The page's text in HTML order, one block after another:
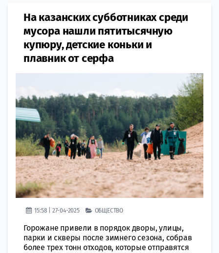
На казанских субботниках среди
мусора нашли пятитысячную
купюру, детские коньки и
плавник от серфа
15:58 | 27-04-2025 ОБЩЕСТВО
Горожане привели в порядок дворы, улицы,
парки и скверы после зимнего сезона, собрав
более трех тонн отходов, которые отправятся